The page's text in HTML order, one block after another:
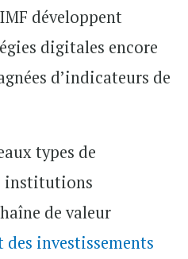
développent
digitales encore
d’indicateurs de
types de
institutions
de valeur
investissements